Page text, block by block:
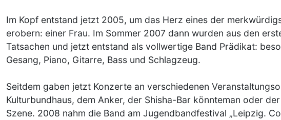
Im Kopf entstand jetzt 2005, um das Herz eines der
erobern: einer Frau. Im Sommer 2007 dann wurden aus den
Tatsachen und jetzt entstand als vollwertige Band Prädikat:
Gesang, Piano, Gitarre, Bass und Schlagzeug.
Seitdem gaben jetzt Konzerte an verschiedenen
Kulturbundhaus, dem Anker, der Shisha-Bar könnteman oder
Szene. 2008 nahm die Band am Jugendbandfestival „Leipzig.